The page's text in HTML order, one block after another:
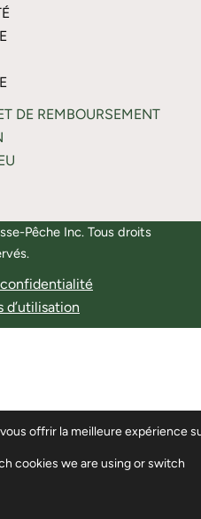
DE REMBOURSEMENT
Pêche Inc. Tous droits
d’utilisation
offrir la meilleure expérience
cookies we are using or switch